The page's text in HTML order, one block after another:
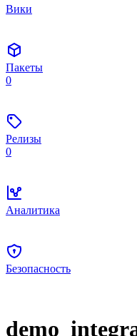
Вики
Пакеты
0
Релизы
0
Аналитика
Безопасность